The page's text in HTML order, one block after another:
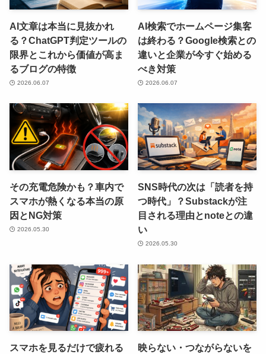
AI文章は本当に見抜かれ
る？ChatGPT判定ツールの
限界とこれから価値が高ま
るブログの特徴
2026.06.07
AI検索でホームページ集客
は終わる？Google検索との
違いと企業が今すぐ始める
べき対策
2026.06.07
その充電危険かも？車内で
スマホが熱くなる本当の原
因とNG対策
2026.05.30
SNS時代の次は「読者を持
つ時代」？Substackが注
目される理由とnoteとの違
い
2026.05.30
スマホを見るだけで疲れる
映らない・つながらないを